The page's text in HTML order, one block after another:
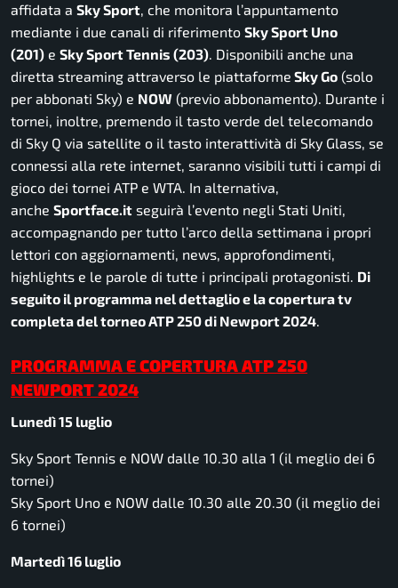
affidata a Sky Sport, che monitora l’appuntamento
mediante i due canali di riferimento Sky Sport Uno
(201) e Sky Sport Tennis (203). Disponibili anche una
diretta streaming attraverso le piattaforme Sky Go (solo
per abbonati Sky) e NOW (previo abbonamento). Durante i
tornei, inoltre, premendo il tasto verde del telecomando
di Sky Q via satellite o il tasto interattività di Sky Glass, se
connessi alla rete internet, saranno visibili tutti i campi di
gioco dei tornei ATP e WTA. In alternativa,
anche Sportface.it seguirà l’evento negli Stati Uniti,
accompagnando per tutto l’arco della settimana i propri
lettori con aggiornamenti, news, approfondimenti,
highlights e le parole di tutte i principali protagonisti. Di
seguito il programma nel dettaglio e la copertura tv
completa del torneo ATP 250 di Newport 2024.
PROGRAMMA E COPERTURA ATP 250
NEWPORT2024
Lunedì 15 luglio
Sky Sport Tennis e NOW dalle 10.30 alla 1 (il meglio dei 6
tornei)
Sky Sport Uno e NOW dalle 10.30 alle 20.30 (il meglio dei
6 tornei)
Martedì 16 luglio